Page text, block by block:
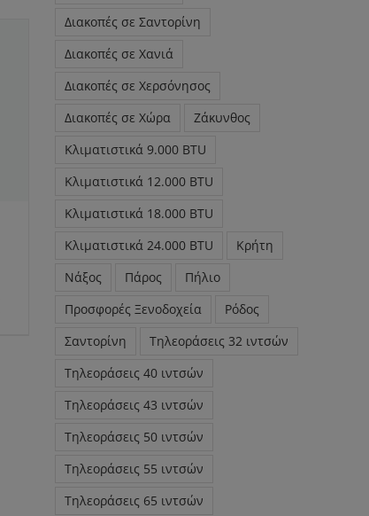
Διακοπές σε Σαντορίνη
Διακοπές σε Χανιά
Διακοπές σε Χερσόνησος
Διακοπές σε Χώρα
Ζάκυνθος
Κλιματιστικά 9.000 BTU
Κλιματιστικά 12.000 BTU
Κλιματιστικά 18.000 BTU
Κλιματιστικά 24.000 BTU
Κρήτη
Νάξος
Πάρος
Πήλιο
Προσφορές Ξενοδοχεία
Ρόδος
Σαντορίνη
Τηλεοράσεις 32 ιντσών
Τηλεοράσεις 40 ιντσών
Τηλεοράσεις 43 ιντσών
Τηλεοράσεις 50 ιντσών
Τηλεοράσεις 55 ιντσών
Τηλεοράσεις 65 ιντσών